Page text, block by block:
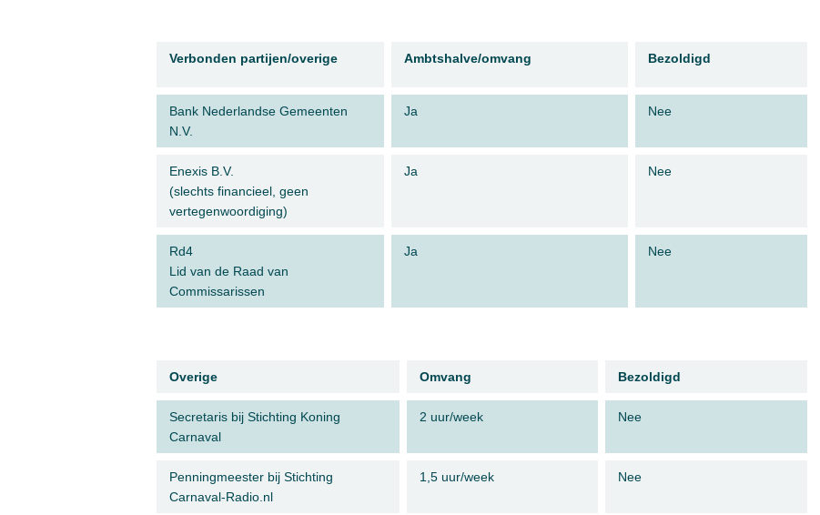
Verbonden partijen/overige Ambtshalve/omvang Bezoldigd
Bank Nederlandse Gemeenten
N.V.
Ja Nee
Enexis B.V.
(slechts financieel, geen
vertegenwoordiging)
Ja Nee
Rd4
Lid van de Raad van
Commissarissen
Ja Nee
Overige Omvang Bezoldigd
Secretaris bij Stichting Koning
Carnaval
2 uur/week Nee
Penningmeester bij Stichting
Carnaval-Radio.nl
1,5 uur/week Nee